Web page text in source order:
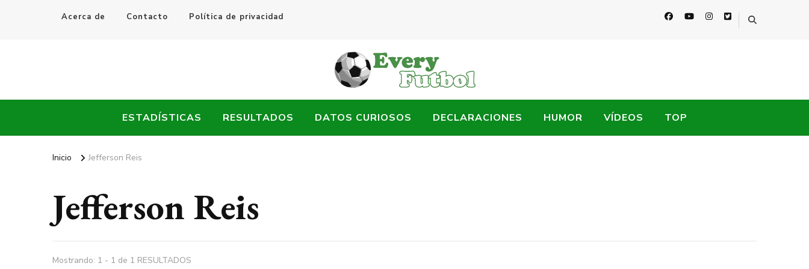
Acerca de Contacto Política de privacidad
Every Fútbol
ESTADÍSTICAS RESULTADOS DATOS CURIOSOS DECLARACIONES HUMOR VÍDEOS TOP
Inicio Jefferson Reis
Jefferson Reis
Mostrando: 1 - 1 de 1 RESULTADOS